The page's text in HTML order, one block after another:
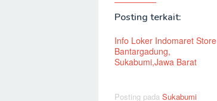
Posting terkait:
Info Loker Indomaret Store
Bantargadung,
Sukabumi,Jawa Barat
Posting pada Sukabumi